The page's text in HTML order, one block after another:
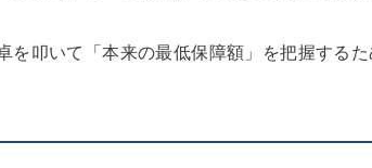
叩いて「本来の最低保障額」を把握するた